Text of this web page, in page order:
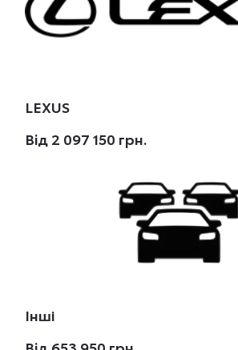
LEXUS
Вiд 2 097 150 грн.
Інші